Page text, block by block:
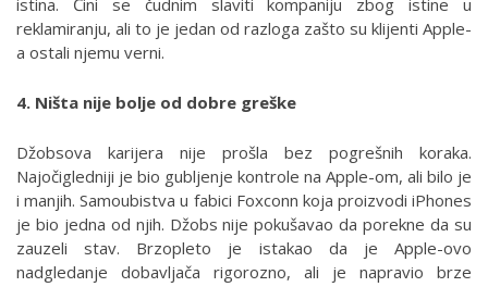
istina. Čini se čudnim slaviti kompaniju zbog istine u
reklamiranju, ali to je jedan od razloga zašto su klijenti Apple-
a ostali njemu verni.
4. Ništa nije bolje od dobre greške
Džobsova karijera nije prošla bez pogrešnih koraka.
Najočigledniji je bio gubljenje kontrole na Apple-om, ali bilo je
i manjih. Samoubistva u fabici Foxconn koja proizvodi iPhones
je bio jedna od njih. Džobs nije pokušavao da porekne da su
zauzeli stav. Brzopleto je istakao da je Apple-ovo
nadgledanje dobavljača rigorozno, ali je napravio brze